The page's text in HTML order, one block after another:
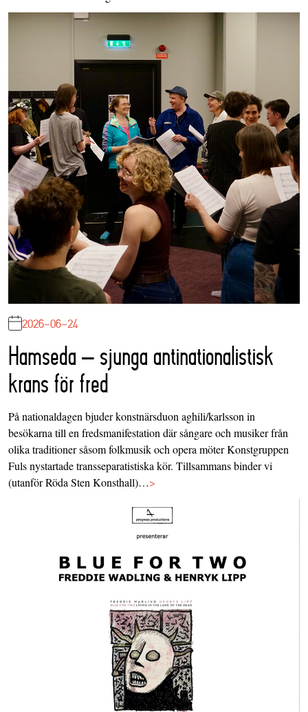
2026-06-24
Hamseda – sjunga antinationalistisk
krans för fred
På nationaldagen bjuder konstnärsduon aghili/karlsson in
besökarna till en fredsmanifestation där sångare och musiker från
olika traditioner såsom folkmusik och opera möter Konstgruppen
Fuls nystartade transseparatistiska kör. Tillsammans binder vi
(utanför Röda Sten Konsthall)…>